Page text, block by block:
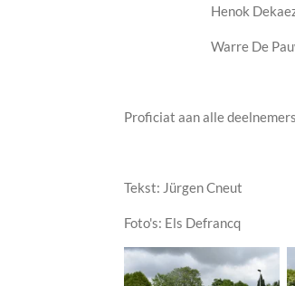
Henok
Warre De
Proficiat aan alle
Tekst: Jürgen Cneut
Foto's: Els Defrancq